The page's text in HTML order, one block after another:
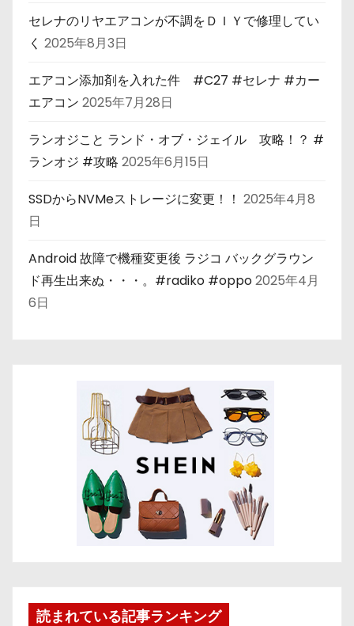
セレナのリヤエアコンが不調をＤＩＹで修理してい
く 2025年8月3日
エアコン添加剤を入れた件 #C27 #セレナ #カー
エアコン 2025年7月28日
ランオジこと ランド・オブ・ジェイル 攻略！？ #
ランオジ #攻略 2025年6月15日
SSDからNVMeストレージに変更！！ 2025年4月8
日
Android 故障で機種変更後 ラジコ バックグラウン
ド再生出来ぬ・・・。#radiko #oppo2025年4月
6日
読まれている記事ランキング